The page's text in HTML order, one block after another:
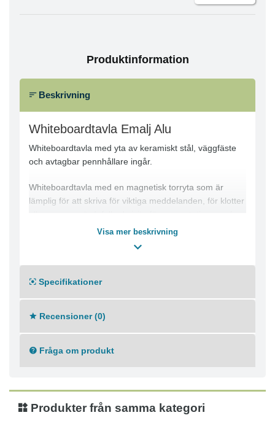
Produktinformation
Beskrivning
Whiteboardtavla Emalj Alu
Whiteboardtavla med yta av keramiskt stål, väggfäste
och avtagbar pennhållare ingår.
Whiteboardtavla med en magnetisk torryta som är
lämplig för att skriva för viktiga meddelanden, för klotter
möten. Med denna whiteboardtavla är det lätt att främja
Kan fixeras vertikalt eller horisontellt
Lämplig för kontor och utbildningsinstitutioner
Hörn: Ljusgrå plast
Med väggfäste och avtagbar pennhållare
Mått: 60x45cm, 90x60cm, 100x120cm, 120x90cm,
Tjocklek: 13,4 mm
Visa mer beskrivning
Specifikationer
Recensioner (0)
Fråga om produkt
Produkter från samma kategori